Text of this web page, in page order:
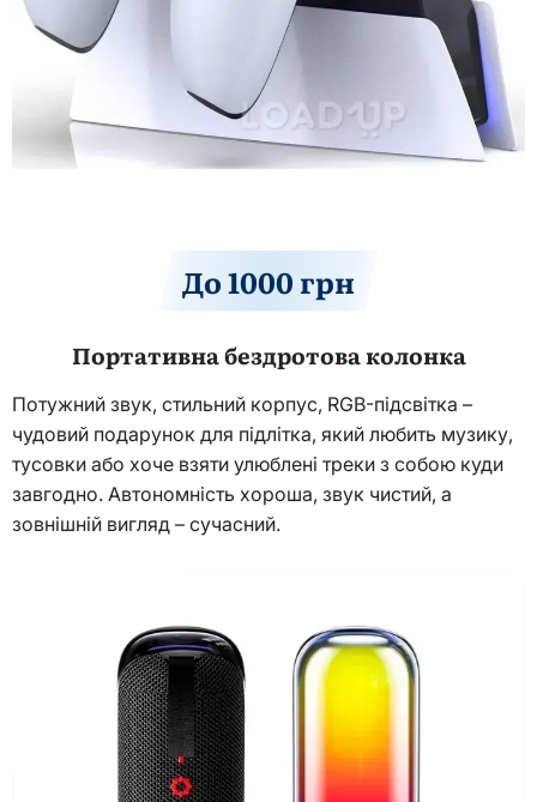
До 1000 грн
Портативна бездротова колонка
Потужний звук, стильний корпус, RGB-підсвітка –
чудовий подарунок для підлітка, який любить музику,
тусовки або хоче взяти улюблені треки з собою куди
завгодно. Автономність хороша, звук чистий, а
зовнішній вигляд – сучасний.